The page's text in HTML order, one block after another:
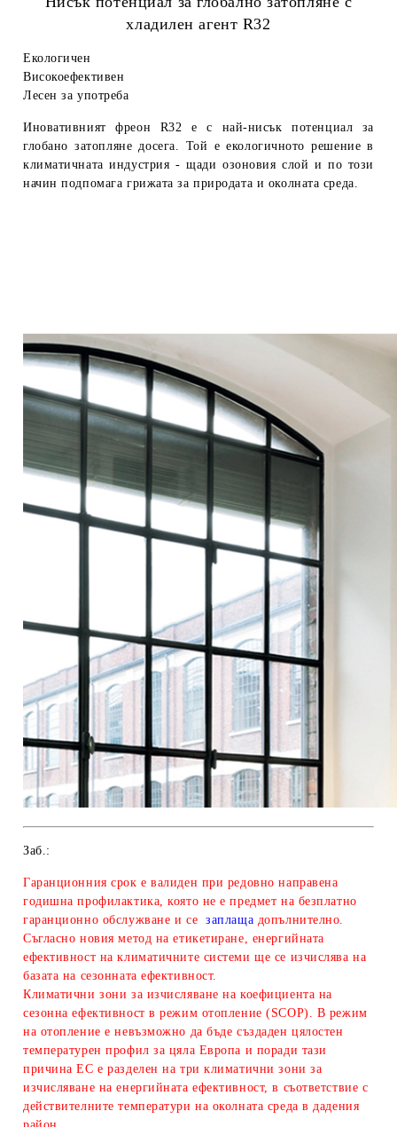
хладилен агент R32
Екологичен
Високоефективен
Лесен за употреба
Иновативният фреон R32 е с най-нисък потенциал за
глобано затопляне досега. Той е екологичното решение в
климатичната индустрия - щади озоновия слой и по този
начин подпомага грижата за природата и околната среда.
Заб.:
Гаранционния срок е валиден при редовно направена
годишна профилактика, която не е предмет на безплатно
гаранционно обслужване и се заплаща допълнително.
Съгласно новия метод на етикетиране, енергийната
ефективност на климатичните системи ще се изчислява на
базата на сезонната ефективност.
Климатични зони за изчисляванена коефициента на
сезонна ефективност в режим отопление (SCOP). В режим
на отопление е невъзможно да бъде създаден цялостен
температурен профил за цяла Европа и поради тази
причина ЕС е разделен на три климатични зони за
изчисляване на енергийната ефективност, в съответствие с
действителните температури на околната среда в дадения
район.